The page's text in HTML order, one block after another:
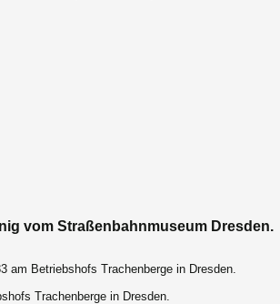
vom Straßenbahnmuseum Dresden.
am Betriebshofs Trachenberge in Dresden.
Trachenberge in Dresden.